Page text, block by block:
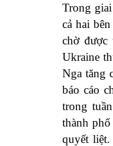
Trong
cả hai
chờ được
Ukraine
Nga tăng
báo cáo
trong
thành
quyết